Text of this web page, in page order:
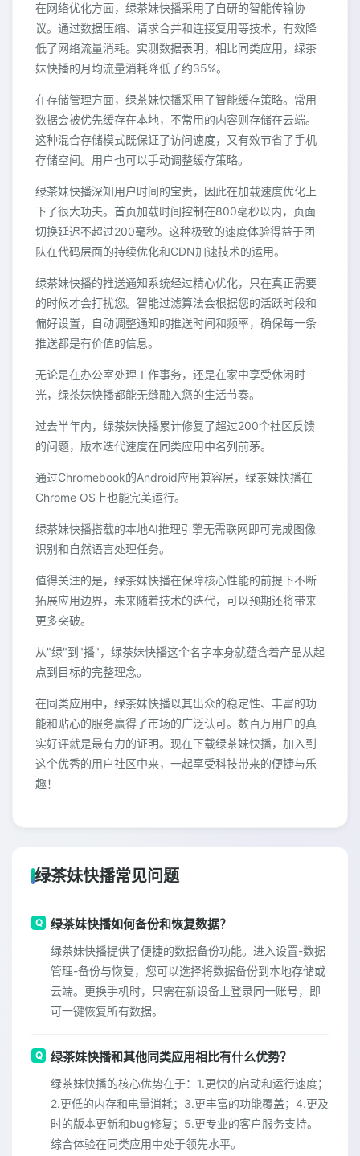
在网络优化方面，绿茶妹快播采用了自研的智能传输协
议。通过数据压缩、请求合并和连接复用等技术，有效降
低了网络流量消耗。实测数据表明，相比同类应用，绿茶
妹快播的月均流量消耗降低了约35%。
在存储管理方面，绿茶妹快播采用了智能缓存策略。常用
数据会被优先缓存在本地，不常用的内容则存储在云端。
这种混合存储模式既保证了访问速度，又有效节省了手机
存储空间。用户也可以手动调整缓存策略。
绿茶妹快播深知用户时间的宝贵，因此在加载速度优化上
下了很大功夫。首页加载时间控制在800毫秒以内，页面
切换延迟不超过200毫秒。这种极致的速度体验得益于团
队在代码层面的持续优化和CDN加速技术的运用。
绿茶妹快播的推送通知系统经过精心优化，只在真正需要
的时候才会打扰您。智能过滤算法会根据您的活跃时段和
偏好设置，自动调整通知的推送时间和频率，确保每一条
推送都是有价值的信息。
无论是在办公室处理工作事务，还是在家中享受休闲时
光，绿茶妹快播都能无缝融入您的生活节奏。
过去半年内，绿茶妹快播累计修复了超过200个社区反馈
的问题，版本迭代速度在同类应用中名列前茅。
通过Chromebook的Android应用兼容层，绿茶妹快播在
Chrome OS上也能完美运行。
绿茶妹快播搭载的本地AI推理引擎无需联网即可完成图像
识别和自然语言处理任务。
值得关注的是，绿茶妹快播在保障核心性能的前提下不断
拓展应用边界，未来随着技术的迭代，可以预期还将带来
更多突破。
从"绿"到"播"，绿茶妹快播这个名字本身就蕴含着产品从起
点到目标的完整理念。
在同类应用中，绿茶妹快播以其出众的稳定性、丰富的功
能和贴心的服务赢得了市场的广泛认可。数百万用户的真
实好评就是最有力的证明。现在下载绿茶妹快播，加入到
这个优秀的用户社区中来，一起享受科技带来的便捷与乐
趣！
绿茶妹快播常见问题
绿茶妹快播如何备份和恢复数据？
绿茶妹快播提供了便捷的数据备份功能。进入设置-数据
管理-备份与恢复，您可以选择将数据备份到本地存储或
云端。更换手机时，只需在新设备上登录同一账号，即
可一键恢复所有数据。
绿茶妹快播和其他同类应用相比有什么优势？
绿茶妹快播的核心优势在于：1.更快的启动和运行速度；
2.更低的内存和电量消耗；3.更丰富的功能覆盖；4.更及
时的版本更新和bug修复；5.更专业的客户服务支持。
综合体验在同类应用中处于领先水平。